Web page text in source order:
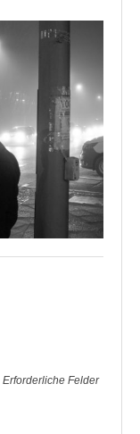
Erforderliche Felder